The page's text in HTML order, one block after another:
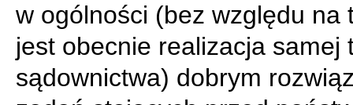
w ogólności (bez względu na
jest obecnie realizacja samej
sądownictwa) dobrym